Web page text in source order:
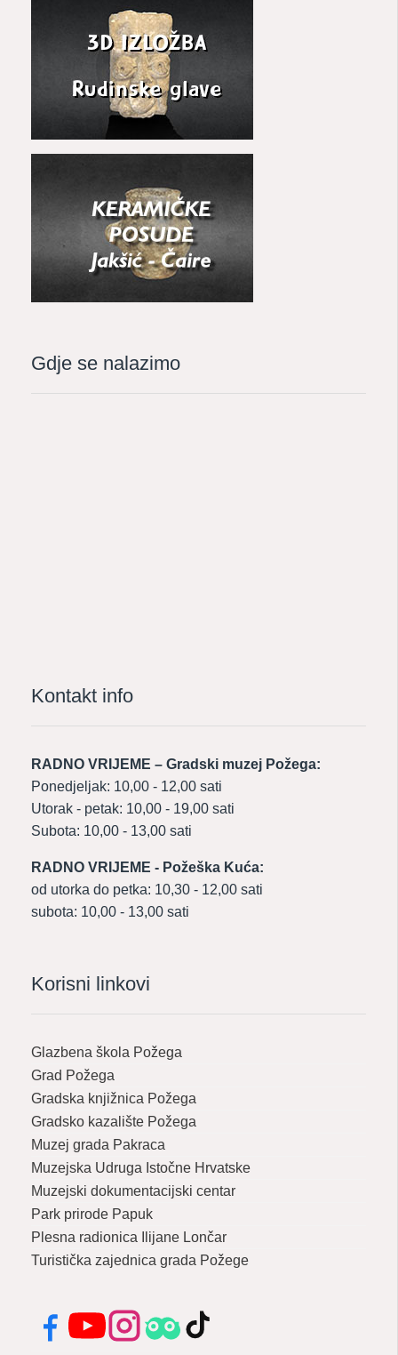
Gdje se nalazimo
Kontakt info
RADNO VRIJEME – Gradski muzej Požega:
Ponedjeljak: 10,00 - 12,00 sati
Utorak - petak: 10,00 - 19,00 sati
Subota: 10,00 - 13,00 sati
RADNO VRIJEME - Požeška Kuća:
od utorka do petka: 10,30 - 12,00 sati
subota: 10,00 - 13,00 sati
Korisni linkovi
Glazbena škola Požega
Grad Požega
Gradska knjižnica Požega
Gradsko kazalište Požega
Muzej grada Pakraca
Muzejska Udruga Istočne Hrvatske
Muzejski dokumentacijski centar
Park prirode Papuk
Plesna radionica Ilijane Lončar
Turistička zajednica grada Požege
FacebookYouTubeInstagramTripadvisor
TikTok